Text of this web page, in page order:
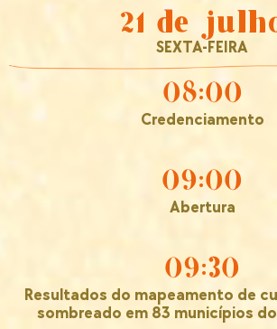
21 de
SEXTA-FEIRA
08:00
Credenciamento
09:00
Abertura
09:30
Resultados do mapeamento de
sombreado em 83 municípios